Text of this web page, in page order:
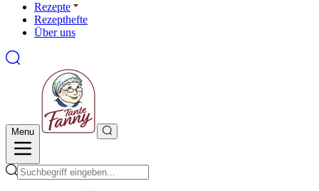
Rezepte
Rezepthefte
Über uns
Menu